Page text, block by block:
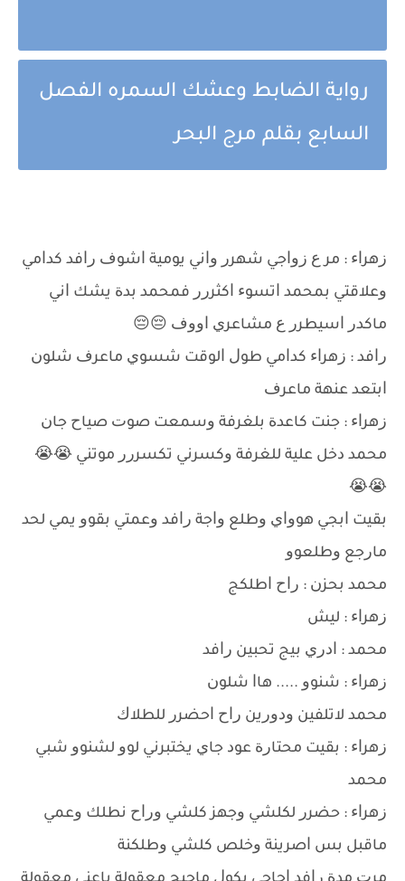
رواية الضابط وعشك السمره الفصل
السابع بقلم مرج البحر
ﺯﻫﺮﺍﺀ : ﻣﺮ ﻉ ﺯﻭﺍﺟﻲ ﺷﻬﺮﺭ ﻭﺍﻧﻲ ﻳﻮﻣﻴﺔ ﺍﺷﻮﻑ ﺭﺍﻓﺪ ﻛﺪﺍﻣﻲ
ﻭﻋﻼﻗﺘﻲ ﺑﻤﺤﻤﺪ ﺍﺗﺴﻮﺀ ﺍﻛﺜﺮﺭﺭ ﻓﻤﺤﻤﺪ ﺑﺪﺓ ﻳﺸﻚ ﺍﻧﻲ
ﻣﺎﻛﺪﺭ ﺍﺳﻴﻄﺮﺭ ﻉ ﻣﺸﺎﻋﺮﻱ ﺍﻭﻭﻑ 😔😔
ﺭﺍﻓﺪ : ﺯﻫﺮﺍﺀ ﻛﺪﺍﻣﻲ ﻃﻮﻝ ﺍﻟﻮﻗﺖ ﺷﺴﻮﻱ ﻣﺎﻋﺮﻑ ﺷﻠﻮﻥ
ﺍﺑﺘﻌﺪ ﻋﻨﻬﺔ ﻣﺎﻋﺮﻑ
ﺯﻫﺮﺍﺀ : ﺟﻨﺖ ﻛﺎﻋﺪﺓ ﺑﻠﻐﺮﻓﺔ ﻭﺳﻤﻌﺖ ﺻﻮﺕ ﺻﻴﺎﺡ ﺟﺎﻥ
ﻣﺤﻤﺪ ﺩﺧﻞ ﻋﻠﻴﺔ ﻟﻠﻐﺮﻓﺔ ﻭﻛﺴﺮﻧﻲ ﺗﻜﺴﺮﺭﺭ ﻣﻮﺗﻨﻲ 😭😭
😭😭
ﺑﻘﻴﺖ ﺍﺑﺠﻲ ﻫﻮﻭﺍﻱ ﻭﻃﻠﻊ ﻭﺍﺟﺔ ﺭﺍﻓﺪ ﻭﻋﻤﺘﻲ ﺑﻘﻮﻭ ﻳﻤﻲ ﻟﺤﺪ
ﻣﺎﺭﺟﻊ ﻭﻃﻠﻌﻮﻭ
ﻣﺤﻤﺪ ﺑﺤﺰﻥ : ﺭﺍﺡ ﺍﻃﻠﻜﺞ
ﺯﻫﺮﺍﺀ : ﻟﻴﺶ
ﻣﺤﻤﺪ : ﺍﺩﺭﻱ ﺑﻴﺞ ﺗﺤﺒﻴﻦ ﺭﺍﻓﺪ
ﺯﻫﺮﺍﺀ : ﺷﻨﻮﻭ ..... ﻫﺎﺍ ﺷﻠﻮﻥ
ﻣﺤﻤﺪ ﻻﺗﻠﻔﻴﻦ ﻭﺩﻭﺭﻳﻦ ﺭﺍﺡ ﺍﺣﻀﺮﺭ ﻟﻠﻄﻼﻙ
ﺯﻫﺮﺍﺀ : ﺑﻘﻴﺖ ﻣﺤﺘﺎﺭﺓ ﻋﻮﺩ ﺟﺎﻱ ﻳﺨﺘﺒﺮﻧﻲ ﻟﻮﻭ ﻟﺸﻨﻮﻭ ﺷﺒﻲ
ﻣﺤﻤﺪ
ﺯﻫﺮﺍﺀ : ﺣﻀﺮﺭ ﻟﻜﻠﺸﻲ ﻭﺟﻬﺰ ﻛﻠﺸﻲ ﻭﺭﺍﺡ ﻧﻄﻠﻚ ﻭﻋﻤﻲ
ﻣﺎﻗﺒﻞ ﺑﺲ ﺍﺻﺮﻳﻨﺔ ﻭﺧﻠﺺ ﻛﻠﺸﻲ ﻭﻃﻠﻜﻨﺔ